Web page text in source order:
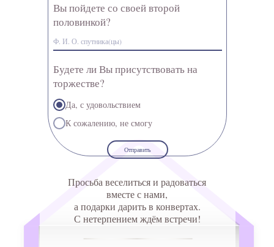
Просьба веселиться и радоваться
вместе с нами,
а подарки дарить в конвертах.
С нетерпением ждём встречи!
Вы пойдете со своей второй
половинкой?
Будете ли Вы присутствовать на
торжестве?
Да, с удовольствием
К сожалению, не смогу
Отправить